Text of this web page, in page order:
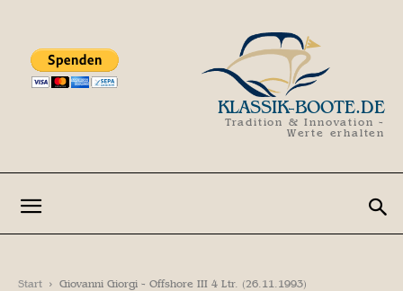
KLASSIK-BOOTE.DE
Tradition & Innovation -
Werte erhalten
Start Giovanni Giorgi - Offshore III 4 Ltr. (26.11.1993)